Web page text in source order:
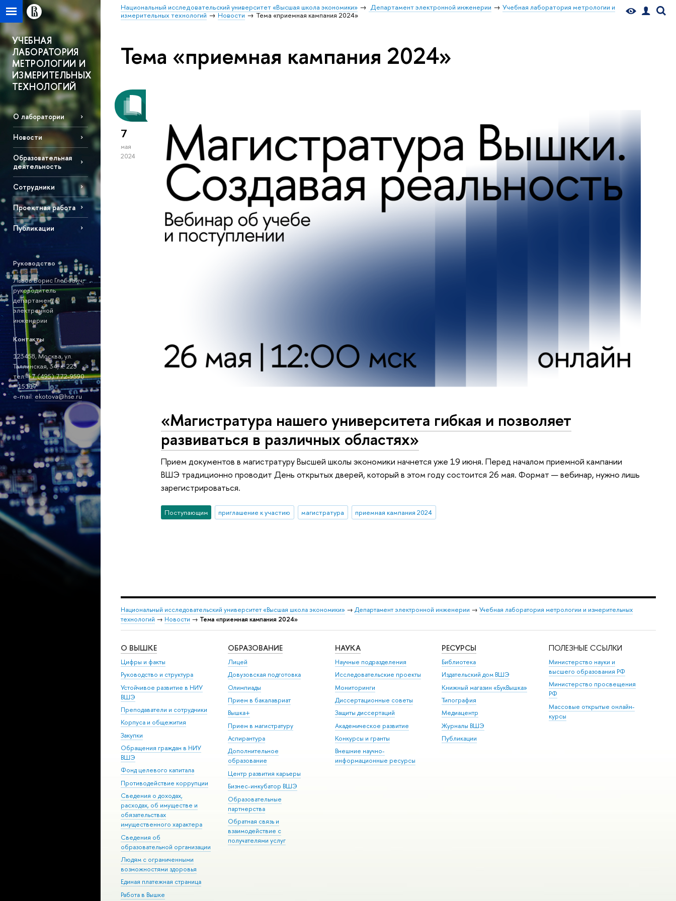
Национальный исследовательский университет «Высшая школа экономики» Департамент электронной инженерии
Учебная лаборатория метрологии и
измерительных технологий
Новости Тема «приемная кампания 2024»
УЧЕБНАЯ
ЛАБОРАТОРИЯ
МЕТРОЛОГИИ И
ИЗМЕРИТЕЛЬНЫХ
ТЕХНОЛОГИЙ
О лаборатории
Новости
Образовательная
деятельность
Сотрудники
Проектная работа
Публикации
Руководство
Львов Борис Глебович,
руководитель
департамента
электронной
инженерии
Контакты
123458, Москва, ул.
Таллинская, 34, к. 223
тел: +7 (495) 772-9590
* 15117
е-mail: ekotova@hse.ru
Тема «приемная кампания 2024»
7
мая
2024
«Магистратура нашего университета гибкая и позволяет
развиваться в различных областях»
Прием документов в магистратуру Высшей школы экономики начнется уже 19 июня. Перед началом приемной кампании
ВШЭ традиционно проводит День открытых дверей, который в этом году состоится 26 мая. Формат — вебинар, нужно лишь
зарегистрироваться.
Поступающим приглашение к участию магистратура приемная кампания 2024
Национальный исследовательский университет «Высшая школа экономики» → Департамент электронной инженерии → Учебная лаборатория метрологии и измерительных
технологий → Новости → Тема «приемная кампания 2024»
О ВЫШКЕ
Цифры и факты
Руководство и структура
Устойчивое развитие в НИУ
ВШЭ
Преподаватели и сотрудники
Корпуса и общежития
Закупки
Обращения граждан в НИУ
ВШЭ
Фонд целевого капитала
Противодействие коррупции
Сведения о доходах,
расходах, об имуществе и
обязательствах
имущественного характера
Сведения об
образовательной организации
Людям с ограниченными
возможностями здоровья
Единая платежная страница
Работа в Вышке
ОБРАЗОВАНИЕ
Лицей
Довузовская подготовка
Олимпиады
Прием в бакалавриат
Вышка+
Прием в магистратуру
Аспирантура
Дополнительное
образование
Центр развития карьеры
Бизнес-инкубатор ВШЭ
Образовательные
партнерства
Обратная связь и
взаимодействие с
получателями услуг
НАУКА
Научные подразделения
Исследовательские проекты
Мониторинги
Диссертационные советы
Защиты диссертаций
Академическое развитие
Конкурсы и гранты
Внешние научно-
информационные ресурсы
РЕСУРСЫ
Библиотека
Издательский дом ВШЭ
Книжный магазин «БукВышка»
Типография
Медиацентр
Журналы ВШЭ
Публикации
ПОЛЕЗНЫЕ ССЫЛКИ
Министерство науки и
высшего образования РФ
Министерство просвещения
РФ
Массовые открытые онлайн-
курсы